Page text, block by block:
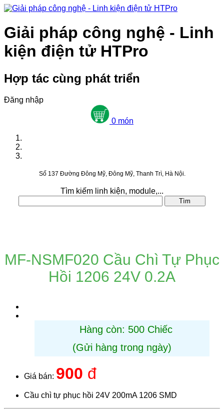
Giải pháp công nghệ - Linh
kiện điện tử HTPro
Hợp tác cùng phát triển
Đăng nhập
0 món
Số 137 Đường Đông Mỹ, Đông Mỹ, Thanh Trì, Hà Nội.
Tìm kiếm linh kiện, module,...
MF-NSMF020 Cầu Chì Tự Phục
Hồi 1206 24V 0.2A
Hàng còn: 500 Chiếc
(Gửi hàng trong ngày)
Giá bán: 900 đ
Cầu chì tự phục hồi 24V 200mA 1206 SMD